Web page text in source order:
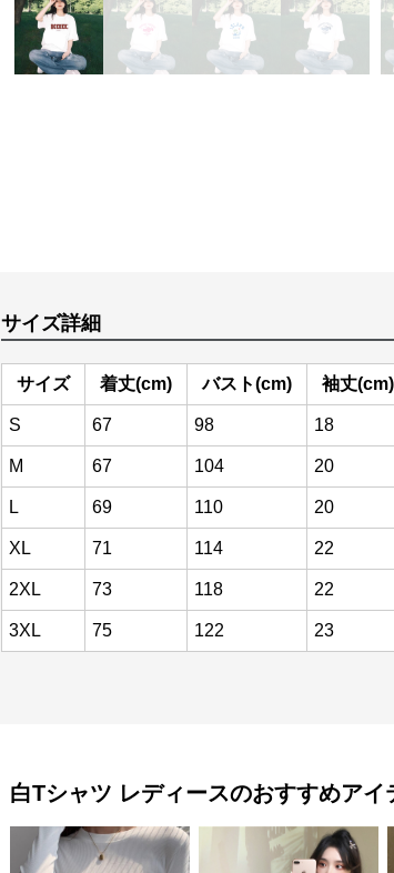
サイズ詳細
サイズ 着丈(cm) バスト(cm) 袖丈(cm)
S 67 98 18
M 67 104 20
L 69 110 20
XL 71 114 22
2XL 73 118 22
3XL 75 122 23
白Tシャツ レディースのおすすめアイ